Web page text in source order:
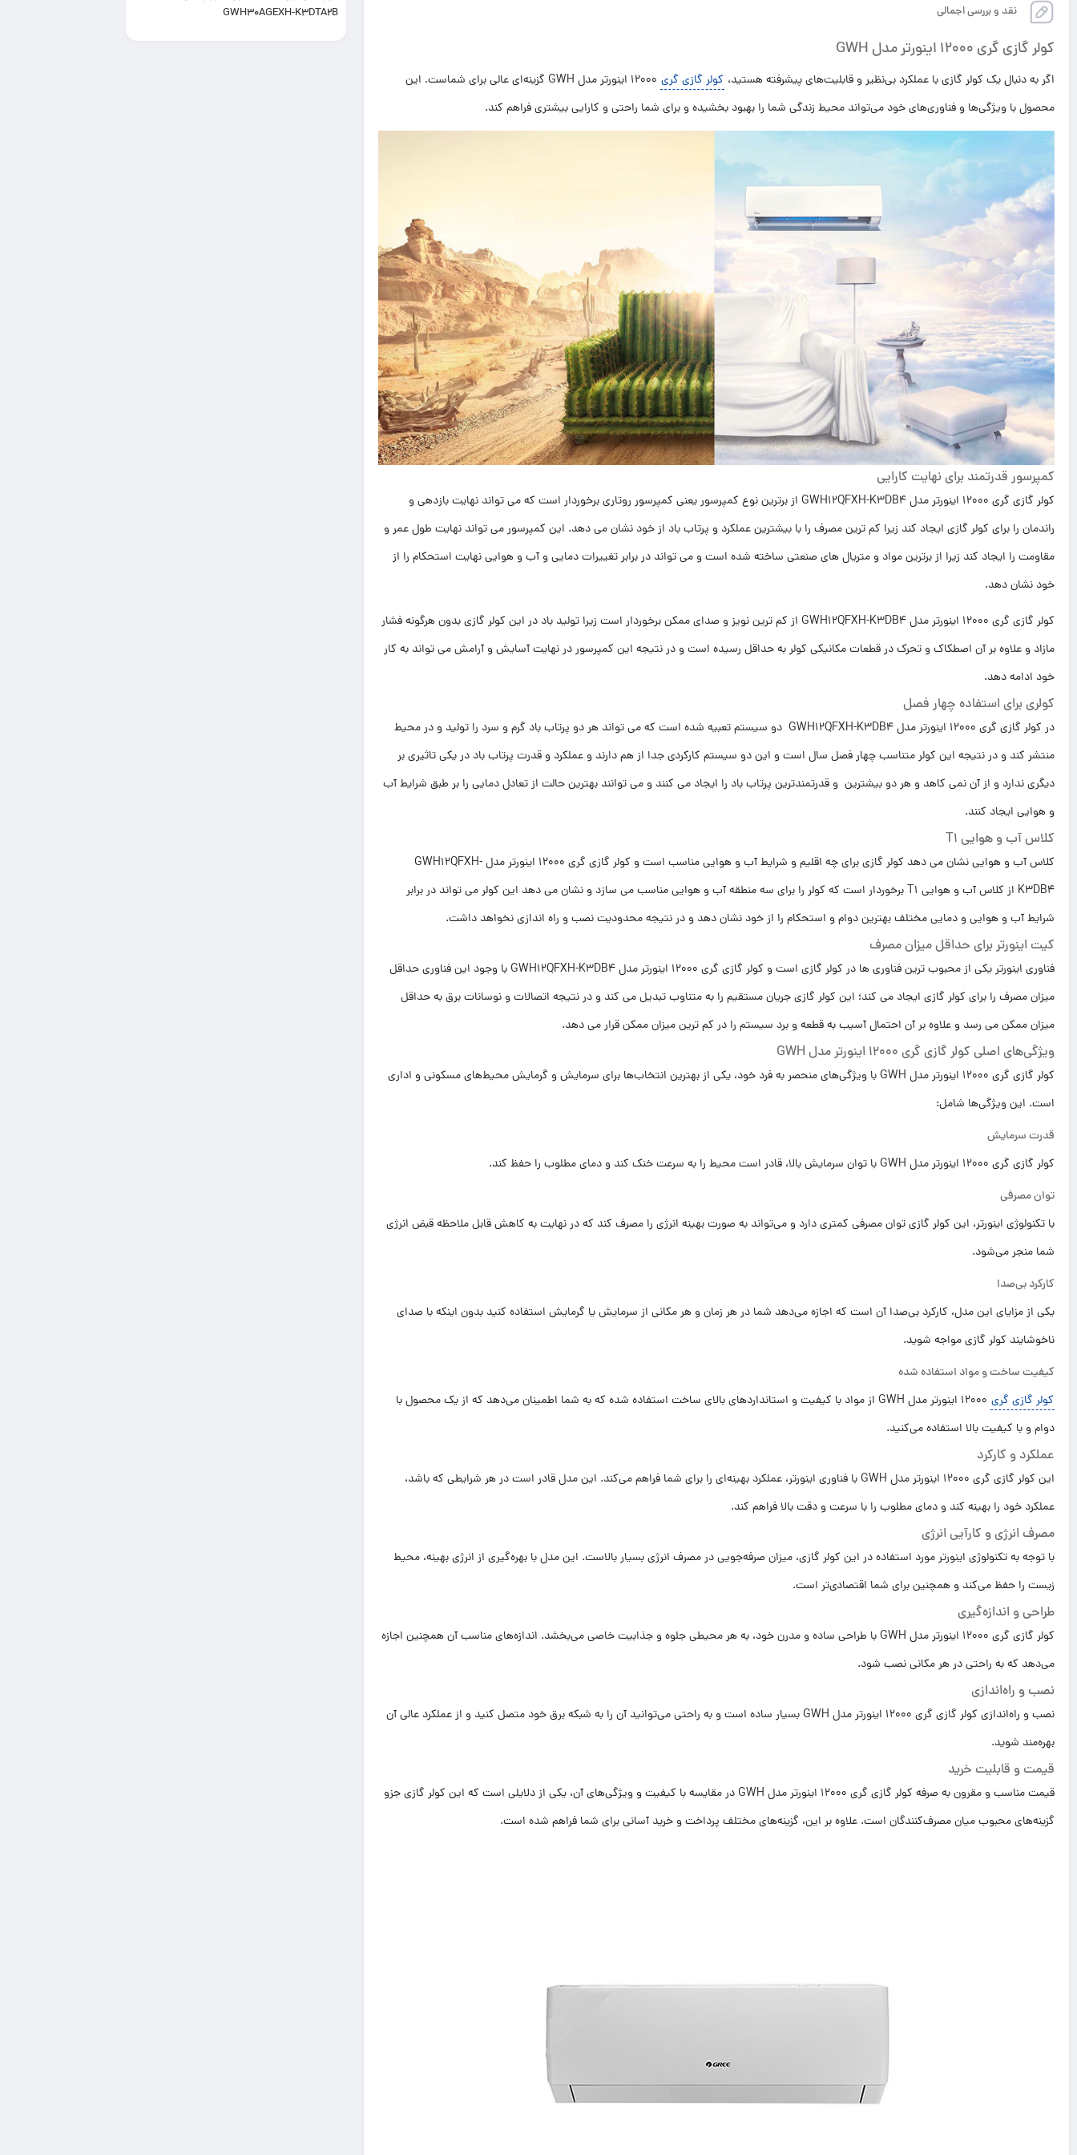
نقد و بررسی اجمالی
کولر گازی گری 12000 اینورتر مدل GWH
اگر به دنبال یک کولر گازی با عملکرد بی‌نظیر و قابلیت‌های پیشرفته هستید، کولر گازی گری
12000 اینورتر مدل GWH گزینه‌ای عالی برای شماست. این
محصول با ویژگی‌ها و فناوری‌های خود می‌تواند محیط زندگی شما را بهبود بخشیده و برای شما راحتی و کارایی بیشتری فراهم کند.
کمپرسور قدرتمند برای نهایت کارایی
کولر گازی گری 12000 اینورتر مدل GWH12QFXH-K3DB4 از برترین نوع کمپرسور یعنی کمپرسور روتاری برخوردار است که می تواند نهایت بازدهی و
راندمان را برای کولر گازی ایجاد کند زیرا کم ترین مصرف را با بیشترین عملکرد و پرتاب باد از خود نشان می دهد. این کمپرسور می تواند نهایت طول عمر و
مقاومت را ایجاد کند زیرا از برترین مواد و متریال های صنعتی ساخته شده است و می تواند در برابر تغییرات دمایی و آب و هوایی نهایت استحکام را از
خود نشان دهد.
کولر گازی گری 12000 اینورتر مدل GWH12QFXH-K3DB4 از کم ترین نویز و صدای ممکن برخوردار است زیرا تولید باد در این کولر گازی بدون هرگونه فشار
مازاد و علاوه بر آن اصطکاک و تحرک در قطعات مکانیکی کولر به حداقل رسیده است و در نتیجه این کمپرسور در نهایت آسایش و آرامش می تواند به کار
خود ادامه دهد.
کولری برای استفاده چهار فصل
در کولر گازی گری 12000 اینورتر مدل GWH12QFXH-K3DB4 دو سیستم تعبیه شده است که می تواند هر دو پرتاب باد گرم و سرد را تولید و در محیط
منتشر کند و در نتیجه این کولر متناسب چهار فصل سال است و این دو سیستم کارکردی جدا از هم دارند و عملکرد و قدرت پرتاب باد در یکی تاثیری بر
دیگری ندارد و از آن نمی کاهد و هر دو بیشترین و قدرتمندترین پرتاب باد را ایجاد می کنند و می توانند بهترین حالت از تعادل دمایی را بر طبق شرایط آب
و هوایی ایجاد کنند.
کلاس آب و هوایی T1
کلاس آب و هوایی نشان می دهد کولر گازی برای چه اقلیم و شرایط آب و هوایی مناسب است و کولر گازی گری 12000 اینورتر مدل GWH12QFXH-
K3DB4 از کلاس آب و هوایی T1 برخوردار است که کولر را برای سه منطقه آب و هوایی مناسب می سازد و نشان می دهد این کولر می تواند در برابر
شرایط آب و هوایی و دمایی مختلف بهترین دوام و استحکام را از خود نشان دهد و در نتیجه محدودیت نصب و راه اندازی نخواهد داشت.
کیت اینورتر برای حداقل میزان مصرف
فناوری اینورتر یکی از محبوب ترین فناوری ها در کولر گازی است و کولر گازی گری 12000 اینورتر مدل GWH12QFXH-K3DB4 با وجود این فناوری حداقل
میزان مصرف را برای کولر گازی ایجاد می کند؛ این کولر گازی جریان مستقیم را به متناوب تبدیل می کند و در نتیجه اتصالات و نوسانات برق به حداقل
میزان ممکن می رسد و علاوه بر آن احتمال آسیب به قطعه و برد سیستم را در کم ترین میزان ممکن قرار می دهد.
ویژگی‌های اصلی کولر گازی گری 12000 اینورتر مدل GWH
کولر گازی گری 12000 اینورتر مدل GWH با ویژگی‌های منحصر به فرد خود، یکی از بهترین انتخاب‌ها برای سرمایش و گرمایش محیط‌های مسکونی و اداری
است. این ویژگی‌ها شامل:
قدرت سرمایش
کولر گازی گری 12000 اینورتر مدل GWH با توان سرمایش بالا، قادر است محیط را به سرعت خنک کند و دمای مطلوب را حفظ کند.
توان مصرفی
با تکنولوژی اینورتر، این کولر گازی توان مصرفی کمتری دارد و می‌تواند به صورت بهینه انرژی را مصرف کند که در نهایت به کاهش قابل ملاحظه قبض انرژی
شما منجر می‌شود.
کارکرد بی‌صدا
یکی از مزایای این مدل، کارکرد بی‌صدا آن است که اجازه می‌دهد شما در هر زمان و هر مکانی از سرمایش یا گرمایش استفاده کنید بدون اینکه با صدای
ناخوشایند کولر گازی مواجه شوید.
کیفیت ساخت و مواد استفاده شده
کولر گازی گری
12000 اینورتر مدل GWH از مواد با کیفیت و استانداردهای بالای ساخت استفاده شده که به شما اطمینان می‌دهد که از یک محصول با
دوام و با کیفیت بالا استفاده می‌کنید.
عملکرد و کارکرد
این کولر گازی گری 12000 اینورتر مدل GWH با فناوری اینورتر، عملکرد بهینه‌ای را برای شما فراهم می‌کند. این مدل قادر است در هر شرایطی که باشد،
عملکرد خود را بهینه کند و دمای مطلوب را با سرعت و دقت بالا فراهم کند.
مصرف انرژی و کارآیی انرژی
با توجه به تکنولوژی اینورتر مورد استفاده در این کولر گازی، میزان صرفه‌جویی در مصرف انرژی بسیار بالاست. این مدل با بهره‌گیری از انرژی بهینه، محیط
زیست را حفظ می‌کند و همچنین برای شما اقتصادی‌تر است.
طراحی و اندازه‌گیری
کولر گازی گری 12000 اینورتر مدل GWH با طراحی ساده و مدرن خود، به هر محیطی جلوه و جذابیت خاصی می‌بخشد. اندازه‌های مناسب آن همچنین اجازه
می‌دهد که به راحتی در هر مکانی نصب شود.
نصب و راه‌اندازی
نصب و راه‌اندازی کولر گازی گری 12000 اینورتر مدل GWH بسیار ساده است و به راحتی می‌توانید آن را به شبکه برق خود متصل کنید و از عملکرد عالی آن
بهره‌مند شوید.
قیمت و قابلیت خرید
قیمت مناسب و مقرون به صرفه کولر گازی گری 12000 اینورتر مدل GWH در مقایسه با کیفیت و ویژگی‌های آن، یکی از دلایلی است که این کولر گازی جزو
گزینه‌های محبوب میان مصرف‌کنندگان است. علاوه بر این، گزینه‌های مختلف پرداخت و خرید آسانی برای شما فراهم شده است.